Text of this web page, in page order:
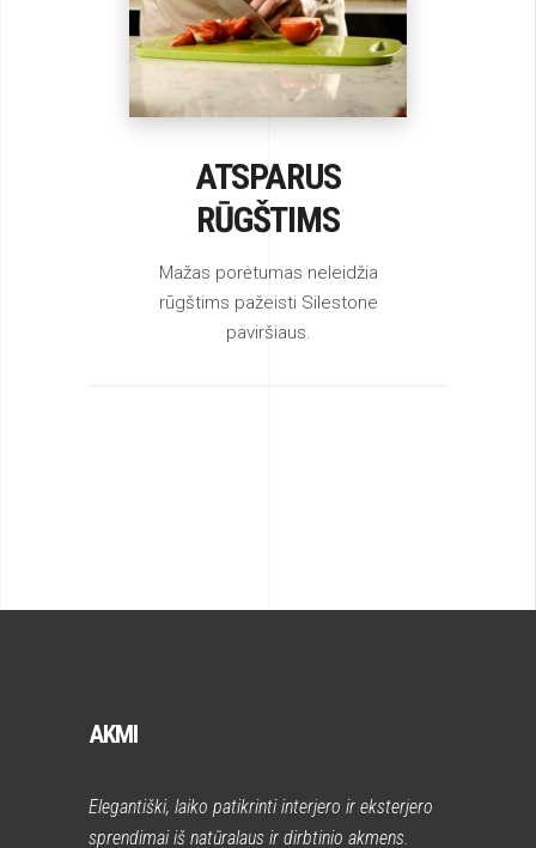
ATSPARUS
RŪGŠTIMS
Mažas porėtumas neleidžia
rūgštims pažeisti Silestone
paviršiaus.
AKMI
Elegantiški, laiko patikrinti interjero ir eksterjero
sprendimai iš natūralaus ir dirbtinio akmens.